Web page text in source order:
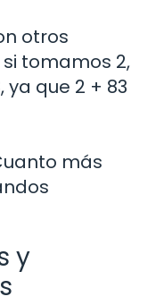
otros
tomamos 2,
que 2 + 83
más
y